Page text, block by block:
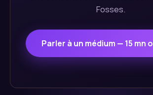
Fosses.
Parler à un médium — 15 mn